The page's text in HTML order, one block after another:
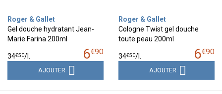
Roger & Gallet
Gel douche hydratant Jean-
Marie Farina 200ml
6€90
34€50/
AJOUTER
Roger & Gallet
Cologne Twist gel douche
toute peau 200ml
6€90
34€50/
AJOUTER